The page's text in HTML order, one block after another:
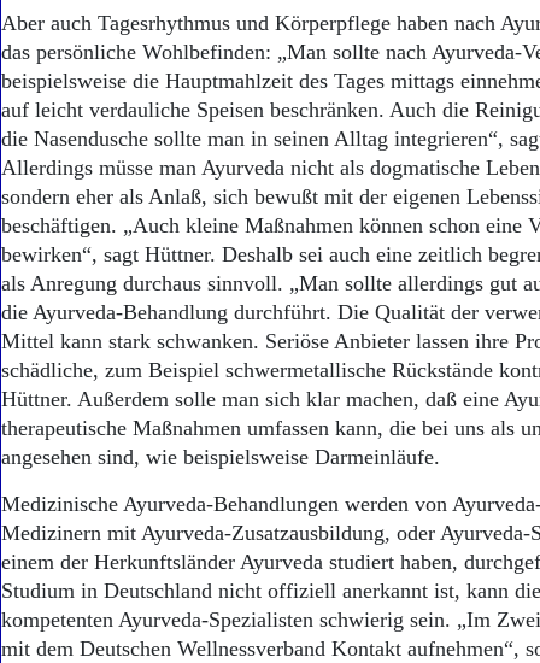
Aber auch Tagesrhythmus und Körperpflege haben nach
das persönliche Wohlbefinden: „Man sollte nach Ayurveda-
beispielsweise die Hauptmahlzeit des Tages mittags
auf leicht verdauliche Speisen beschränken. Auch die
die Nasendusche sollte man in seinen Alltag integrieren“,
Allerdings müsse man Ayurveda nicht als dogmatische
sondern eher als Anlaß, sich bewußt mit der eigenen
beschäftigen. „Auch kleine Maßnahmen können schon eine
bewirken“, sagt Hüttner. Deshalb sei auch eine zeitlich
als Anregung durchaus sinnvoll. „Man sollte allerdings gut
die Ayurveda-Behandlung durchführt. Die Qualität der
Mittel kann stark schwanken. Seriöse Anbieter lassen ihre
schädliche, zum Beispiel schwermetallische Rückstände
Hüttner. Außerdem solle man sich klar machen, daß eine
therapeutische Maßnahmen umfassen kann, die bei uns als
angesehen sind, wie beispielsweise Darmeinläufe.
Medizinische Ayurveda-Behandlungen werden von
Medizinern mit Ayurveda-Zusatzausbildung, oder Ayurveda-
einem der Herkunftsländer Ayurveda studiert haben,
Studium in Deutschland nicht offiziell anerkannt ist, kann
kompetenten Ayurveda-Spezialisten schwierig sein. „Im
mit dem Deutschen Wellnessverband Kontakt